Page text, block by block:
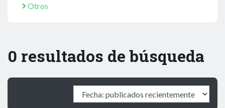
Otros
0 resultados de búsqueda